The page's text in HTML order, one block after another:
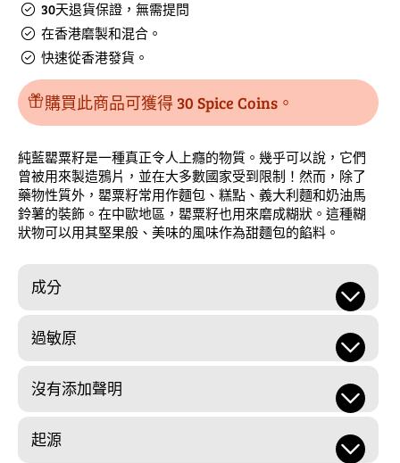
量
30天退貨保證，無需提問
在香港磨製和混合。
快速從香港發貨。
購買此商品可獲得 30 Spice Coins。
純藍罌粟籽是一種真正令人上癮的物質。幾乎可以說，它們
曾被用來製造鴉片，並在大多數國家受到限制！然而，除了
藥物性質外，罌粟籽常用作麵包、糕點、義大利麵和奶油馬
鈴薯的裝飾。在中歐地區，罌粟籽也用來磨成糊狀。這種糊
狀物可以用其堅果般、美味的風味作為甜麵包的餡料。
成分
過敏原
沒有添加聲明
起源